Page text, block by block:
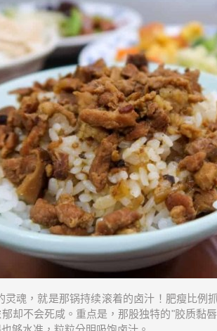
灵魂，就是那锅持续滚着的卤汁！肥瘦比例
却不会死咸。重点是，那股独特的"胶质黏